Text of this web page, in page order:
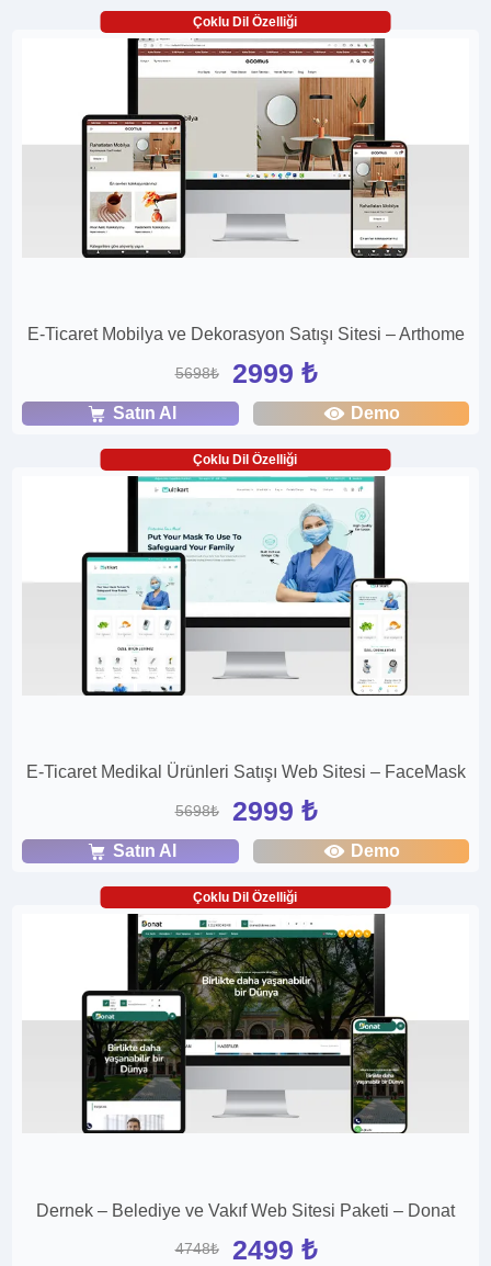
Çoklu Dil Özelliği
E-Ticaret Mobilya ve Dekorasyon Satışı Sitesi – Arthome
5698₺ 2999 ₺
Satın Al Demo
Çoklu Dil Özelliği
E-Ticaret Medikal Ürünleri Satışı Web Sitesi – FaceMask
5698₺ 2999 ₺
Satın Al Demo
Çoklu Dil Özelliği
Dernek – Belediye ve Vakıf Web Sitesi Paketi – Donat
4748₺ 2499 ₺